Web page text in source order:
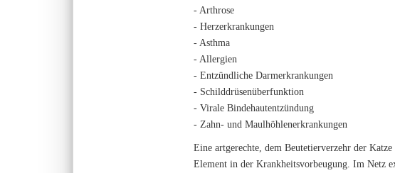
- Arthrose
- Herzerkrankungen
- Asthma
- Allergien
- Entzündliche Darmerkrankungen
- Schilddrüsenüberfunktion
- Virale Bindehautentzündung
- Zahn- und Maulhöhlenerkrankungen
Eine artgerechte, dem Beutetierverzehr der
Element in der Krankheitsvorbeugung. Im Netz